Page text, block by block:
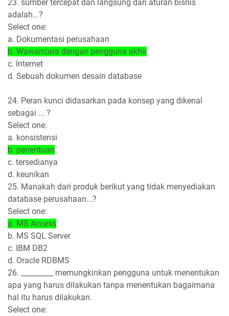
23. sumber tercepat dan langsung dari aturan bisnis
adalah...?
Select one:
a. Dokumentasi perusahaan
b. Wawancara dengan pengguna akhir
c. Internet
d. Sebuah dokumen desain database
24. Peran kunci didasarkan pada konsep yang dikenal
sebagai ... ?
Select one:
a. konsistensi
b. penentuan
c. tersedianya
d. keunikan
25. Manakah dari produk berikut yang tidak menyediakan
database perusahaan...?
Select one:
a. MS Access
b. MS SQL Server
c. IBM DB2
d. Oracle RDBMS
26. _________ memungkinkan pengguna untuk menentukan
apa yang harus dilakukan tanpa menentukan bagaimana
hal itu harus dilakukan.
Select one: